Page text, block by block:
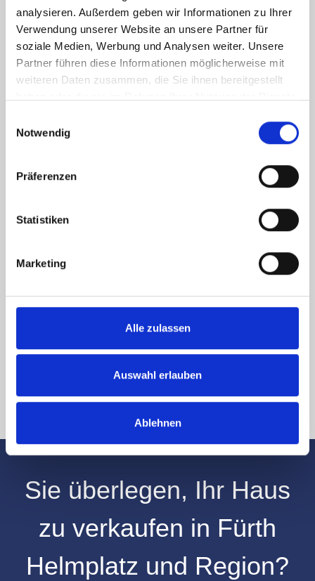
analysieren. Außerdem geben wir Informationen zu Ihrer
Verwendung unserer Website an unsere Partner für
soziale Medien, Werbung und Analysen weiter. Unsere
Partner führen diese Informationen möglicherweise mit
weiteren Daten zusammen, die Sie ihnen bereitgestellt
Notwendig
Präferenzen
Statistiken
Marketing
Alle zulassen
Auswahl erlauben
Ablehnen
Ich habe die
zur Kenntnis genommen. Ich stimme
elektronisch erhoben und gespeichert werden.
an info@hegerich-immobilien.de widerrufen. *
* Pflichtfelder
Absenden
Sie überlegen, Ihr Haus
zu verkaufen in Fürth
Helmplatz und Region?